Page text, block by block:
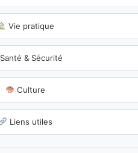
Vie pratique
Santé & Sécurité
Culture
Liens utiles